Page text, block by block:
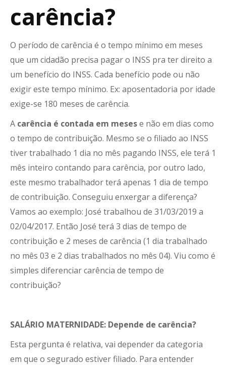
carência?
O período de carência é o tempo mínimo em meses
que um cidadão precisa pagar o INSS pra ter direito a
um benefício do INSS. Cada benefício pode ou não
exigir este tempo mínimo. Ex: aposentadoria por idade
exige-se 180 meses de carência.
A carência é contada em mesese não em dias como
o tempo de contribuição. Mesmo se o filiado ao INSS
tiver trabalhado 1 dia no mês pagando INSS, ele terá 1
mês inteiro contando para carência, por outro lado,
este mesmo trabalhador terá apenas 1 dia de tempo
de contribuição. Conseguiu enxergar a diferença?
Vamos ao exemplo: José trabalhou de 31/03/2019 a
02/04/2017. Então José terá 3 dias de tempo de
contribuição e 2 meses de carência (1 dia trabalhado
no mês 03 e 2 dias trabalhados no mês 04). Viu como é
simples diferenciar carência de tempo de
contribuição?
SALÁRIO MATERNIDADE: Depende de carência?
Esta pergunta é relativa, vai depender da categoria
em que o segurado estiver filiado. Para entender